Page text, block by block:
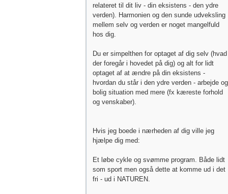
relateret til dit liv - din eksistens - den ydre
verden). Harmonien og den sunde udveksling
mellem selv og verden er noget mangelfuld
hos dig.
Du er simpelthen for optaget af dig selv (hvad
der foregår i hovedet på dig) og alt for lidt
optaget af at ændre på din eksistens -
hvordan du står i den ydre verden - arbejde og
bolig situation med mere (fx kæreste forhold
og venskaber).
Hvis jeg boede i nærheden af dig ville jeg
hjælpe dig med:
Et løbe cykle og svømme program. Både lidt
som sport men også dette at komme ud i det
fri - ud i NATUREN.